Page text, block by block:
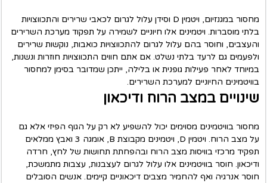
מחסור במגנזיום, ויטמין D וסידן עלול לגרום לכאבי שרירים והתכווצויות
בלתי מוסברות. ויטמינים אלו חיוניים לשמירה על תפקוד מערכת השרירים
והעצבים, וחוסר בהם עלול לגרום להתכווצויות כואבות, נוקשות שרירים
ולפעמים גם לרעד בלתי נשלט. אם אתם חווים התכווצויות חוזרות ונשנות,
במיוחד לאחר פעילות גופנית או בלילה, ייתכן שמדובר בסימן למחסור
בוויטמינים החיוניים למערכת השרירים.
שינויים במצב הרוח ודיכאון
מחסור בוויטמינים מסוימים יכול להשפיע לא רק על הגוף הפיזי אלא גם
על מצב הרוח. ויטמין D, ויטמינים מקבוצת B, אומגה 3 ואבץ ממלאים
תפקיד מרכזי בוויסות מצב הרוח ובהפחתת תחושות של לחץ, חרדה
ודיכאון. חוסר בוויטמינים אלו עלול לגרום לעצבנות, עצבות מתמשכת,
חוסר אנרגיה ואף להחמיר מצבים דיכאוניים קיימים. אנשים הסובלים